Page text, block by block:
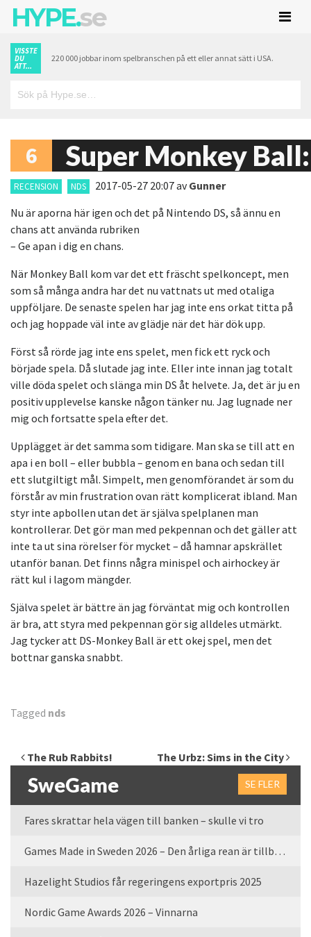
HYPE.se
VISSTE
DU
ATT...
220 000 jobbar inom spelbranschen på ett eller annat sätt i USA.
6 Super Monkey
RECENSION NDS 2017-05-27 20:07avGunner
Nu är aporna här igen och det på Nintendo DS, så ännu en
chans att använda rubriken
– Ge apan i dig en chans.
När Monkey Ball kom var det ett fräscht spelkoncept, men
som så många andra har det nu vattnats ut med otaliga
uppföljare. De senaste spelen har jag inte ens orkat titta på
och jag hoppade väl inte av glädje när det här dök upp.
Först så rörde jag inte ens spelet, men fick ett ryck och
började spela. Då slutade jag inte. Eller inte innan jag totalt
ville döda spelet och slänga min DS åt helvete. Ja, det är ju en
positiv upplevelse kanske någon tänker nu. Jag lugnade ner
mig och fortsatte spela efter det.
Upplägget är det samma som tidigare. Man ska se till att en
apa i en boll – eller bubbla – genom en bana och sedan till
ett slutgiltigt mål. Simpelt, men genomförandet är som du
förstår av min frustration ovan rätt komplicerat ibland. Man
styr inte apbollen utan det är själva spelplanen man
kontrollerar. Det gör man med pekpennan och det gäller att
inte ta ut sina rörelser för mycket – då hamnar apskrället
utanför banan. Det finns några minispel och airhockey är
rätt kul i lagom mängder.
Själva spelet är bättre än jag förväntat mig och kontrollen
är bra, att styra med pekpennan gör sig alldeles utmärkt.
Jag tycker att DS-Monkey Ball är ett okej spel, men det
bottnar ganska snabbt.
Tagged nds
Inläggsnavigering
The Rub Rabbits! The Urbz: Sims in the City
SweGame SE FLER
Fares skrattar hela vägen till banken – skulle vi tro
Games Made in Sweden 2026 – Den årliga rean är tillbaka
Hazelight Studios får regeringens exportpris 2025
Nordic Game Awards 2026 – Vinnarna